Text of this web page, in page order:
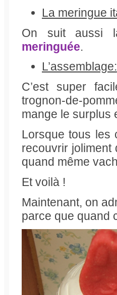
La meringue
On suit aussi
meringuée.
L’assemblage:
C’est super
trognon-de-
mange le surplus
Lorsque tous les
recouvrir joliment
quand même
Et voilà !
Maintenant, on
parce que quand